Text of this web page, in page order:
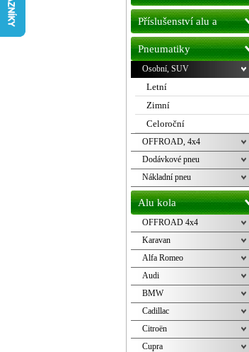
Příslušenství alu a
pneu
Pneumatiky
Osobní, SUV
Letní
Zimní
Celoroční
OFFROAD, 4x4
Dodávkové pneu
Nákladní pneu
Alu kola
OFFROAD 4x4
Karavan
Alfa Romeo
Audi
BMW
Cadillac
Citroën
Cupra